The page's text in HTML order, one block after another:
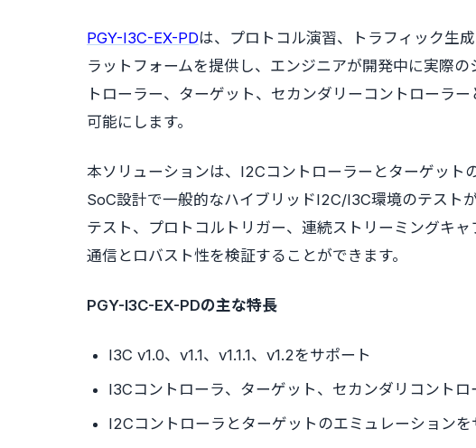
PGY-I3C-EX-PDは、プロトコル演習、トラフィック生
ラットフォームを提供し、エンジニアが開発中に実際
トローラー、ターゲット、セカンダリーコントローラ
可能にします。
本ソリューションは、I2Cコントローラーとターゲット
SoC設計で一般的なハイブリッドI2C/I3C環境のテスト
テスト、プロトコルトリガー、連続ストリーミングキ
通信とロバスト性を検証することができます。
PGY-I3C-EX-PDの主な特長
I3C v1.0、v1.1、v1.1.1、v1.2をサポート
I3Cコントローラ、ターゲット、セカンダリコントロ
I2Cコントローラとターゲットのエミュレーションを